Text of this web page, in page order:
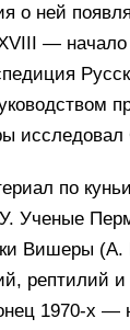
о ней
— начало
по
Ученые
Вишеры (А.
рептилий
1970-х —